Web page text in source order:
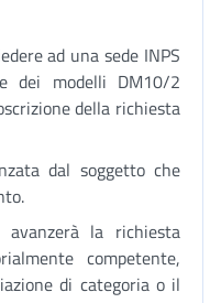
ad una sede INPS
dei modelli DM10/2
della richiesta
dal soggetto che
la richiesta
competente,
di categoria o il